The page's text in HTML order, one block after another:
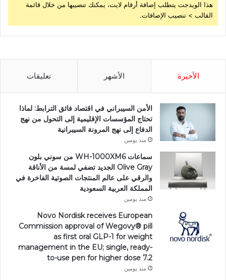
هذا الويدجت يتطلب إضافة أرقام لايت، يمكنك تنصيبها من خلال قائمة
القالب > تنصيب الإضافات.
الأخيرة الأشهر تعليقات
الأمن السيبراني في اقتصاد فائق الترابط: لماذا
تحتاج المؤسسات الإقليمية إلى التحول من نهج
الدفاع إلى نهج المرونة السيبرانية
منذ يومين
سماعات WH-1000XM6 من سوني بلون
Olive Gray الجديد تضفي لمسة من الأناقة
والرقي على عالم المنتجات الصوتية الفاخرة في
المملكة العربية السعودية
منذ يومين
Novo Nordisk receives European
Commission approval of Wegovy®️ pill
as first oral GLP-1 for weight
management in the EU; single, ready-
to-use pen for higher dose 7.2
منذ يومين